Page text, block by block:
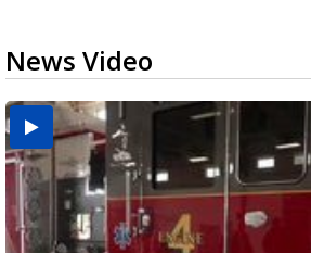
News Video